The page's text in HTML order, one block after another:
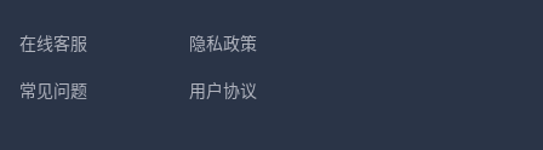
在线客服
常见问题
隐私政策
用户协议